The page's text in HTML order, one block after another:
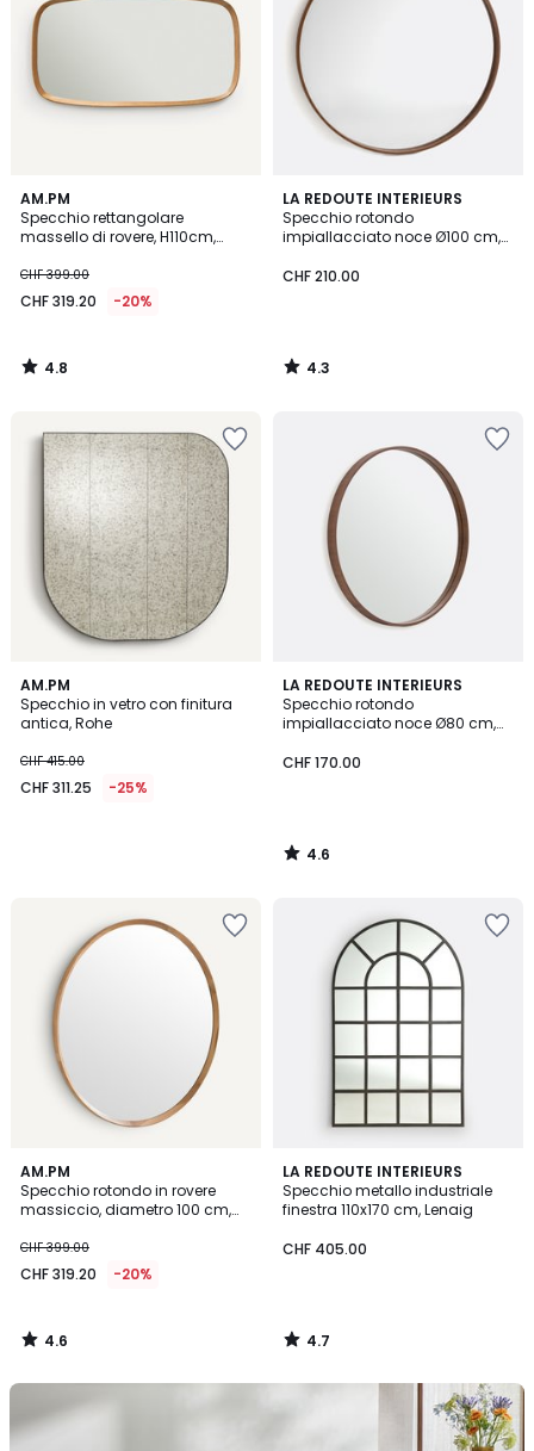
AM.PM
Specchio rettangolare
massello di rovere, H110cm,
CHF 399.00
CHF 319.20 -20%
4.8
/ 5
4.8
/
LA REDOUTE INTERIEURS
Specchio rotondo
impiallacciato noce Ø100 cm,
CHF 210.00
4.3
/ 5
4.3
/
AM.PM
Specchio in vetro con finitura
antica, Rohe
CHF 415.00
CHF 311.25 -25%
LA REDOUTE INTERIEURS
Specchio rotondo
impiallacciato noce Ø80 cm,
CHF 170.00
4.6
/ 5
4.6
/
AM.PM
Specchio rotondo in rovere
massiccio, diametro 100 cm,
CHF 399.00
CHF 319.20 -20%
4.6
/ 5
4.6
/
LA REDOUTE INTERIEURS
Specchio metallo industriale
finestra 110x170 cm, Lenaig
CHF 405.00
4.7
/ 5
4.7
/
Scopra
tappeti